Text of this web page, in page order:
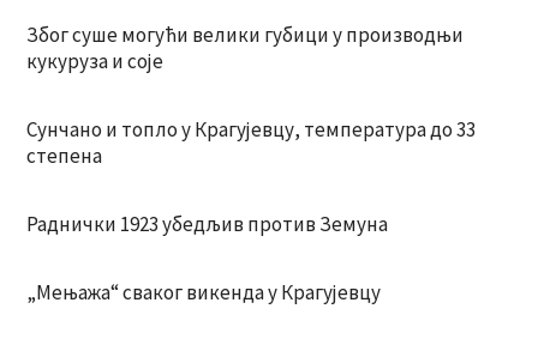
Због суше могући велики губици у производњи
кукуруза и соје
Сунчано и топло у Крагујевцу, температура до 33
степена
Раднички 1923 убедљив против Земуна
„Мењажа“ сваког викенда у Крагујевцу